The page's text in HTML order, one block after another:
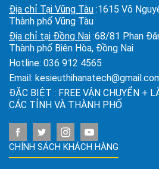
Địa chỉ Tại Vũng Tàu :1615 Võ
Thành phố Vũng Tàu
Địa chỉ tại Đồng Nai :68/81 Phan
Thành phố Biên Hòa, Đồng Nai
Hotline: 036 912 4565
Email:
ĐẶC BIỆT : FREE VẬN CHUYỂN +
CÁC TỈNH VÀ THÀNH PHỐ
CHÍNH SÁCH KHÁCH HÀNG